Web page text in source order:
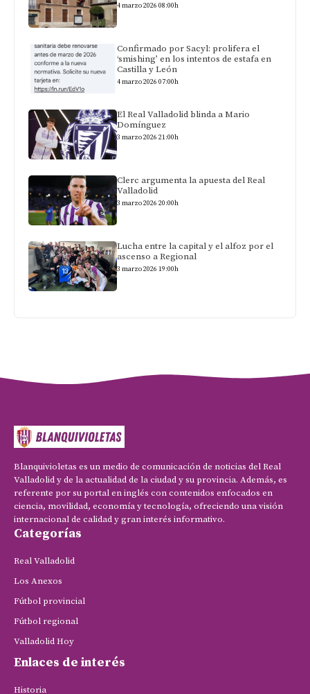
4 marzo 2026 08:00h
Confirmado por Sacyl: prolifera el
‘smishing’ en los intentos de estafa en
Castilla y León
4 marzo 2026 07:00h
El Real Valladolid blinda a Mario
Domínguez
3 marzo 2026 21:00h
Clerc argumenta la apuesta del Real
Valladolid
3 marzo 2026 20:00h
Lucha entre la capital y el alfoz por el
ascenso a Regional
3 marzo 2026 19:00h
Blanquivioletas es un medio de comunicación de noticias del Real
Valladolid y de la actualidad de la ciudad y su provincia. Además, es
referente por su portal en inglés con contenidos enfocados en
ciencia, movilidad, economía y tecnología, ofreciendo una visión
internacional de calidad y gran interés informativo.
Categorías
Real Valladolid
Los Anexos
Fútbol provincial
Fútbol regional
Valladolid Hoy
Enlaces de interés
Historia